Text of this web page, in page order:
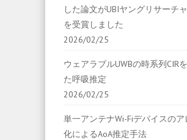
した論文がUBIヤングリサーチ
を受賞しました
2026/02/25
ウェアラブルUWBの時系列CIR
た呼吸推定
2026/02/25
単一アンテナWi-Fiデバイスのア
化によるAoA推定手法